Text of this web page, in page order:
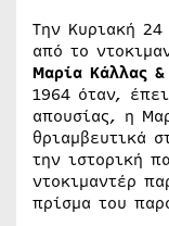
Την Κυριακή
από το
Μαρία Κάλλας &
1964 όταν,
απουσίας, η
θριαμβευτικά
την ιστορική
ντοκιμαντέρ
πρίσμα του